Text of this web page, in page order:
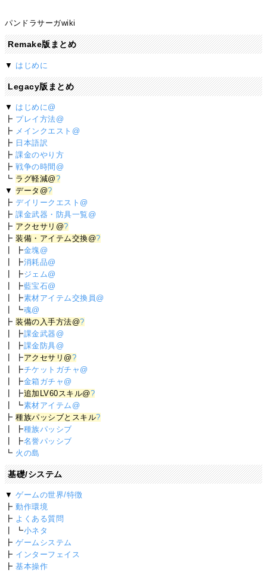
パンドラサーガwiki
Remake版まとめ
▼ はじめに
Legacy版まとめ
▼ はじめに@
┣ プレイ方法@
┣ メインクエスト@
┣ 日本語訳
┣課金のやり方
┣戦争の時間@
┗ ラグ軽減@?
▼データ@?
┣デイリークエスト@
┣課金武器・防具一覧@
┣ アクセサリ@?
┣装備・アイテム交換@?
┃ ┣金塊@
┃ ┣消耗品@
┃ ┣ジェム@
┃ ┣藍宝石@
┃ ┣素材アイテム交換員@
┃ ┗魂@
┣装備の入手方法@?
┃ ┣課金武器@
┃ ┣課金防具@
┃ ┣アクセサリ@?
┃ ┣チケットガチャ@
┃ ┣金箱ガチャ@
┃ ┣追加LV60スキル@?
┃ ┗素材アイテム@
┣種族パッシブとスキル?
┃ ┣種族パッシブ
┃ ┣名誉パッシブ
┗ 火の島
基礎/システム
▼ゲームの世界/特徴
┣動作環境
┣ よくある質問
┃ ┗小ネタ
┣ゲームシステム
┣ インターフェイス
┣基本操作